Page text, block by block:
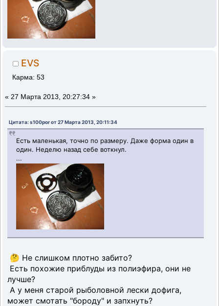
EVS
Карма: 53
« 27 Марта 2013, 20:27:34 »
Цитата: s100por от 27 Марта 2013, 20:11:34
Есть маленькая, точно по размеру. Даже форма один в
один. Неделю назад себе воткнул.
...
🤔 Не слишком плотно забито?
Есть похожие приблуды из полиэфира, они не
лучше?
А у меня старой рыболовной лески дофига,
может смотать "бороду" и запхнуть?